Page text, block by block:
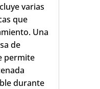
varias
que
Una
de
permite
durante